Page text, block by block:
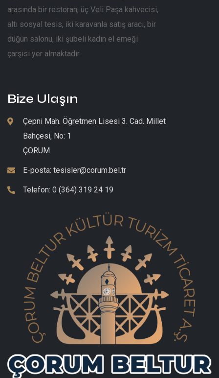
arasında bir restoran, üç Veli Paşa kahvecisi,
altı sosyal tesis, iki karavanla satış aracı, bir
düğün salonu, iki şubeli kadın el emeği
çarşısı yer almaktadır.
Bize Ulaşın
Çepni Mah. Öğretmen Lisesi 3. Cad. Millet
Bahçesi, No: 1
ÇORUM
E-posta: tesisler@corum.bel.tr
Telefon: 0 (364) 319 24 19